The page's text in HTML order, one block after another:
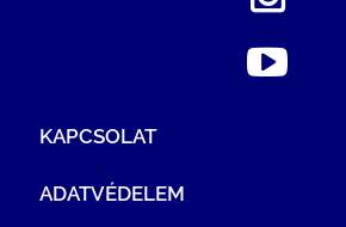
KAPCSOLAT
ADATVÉDELEM